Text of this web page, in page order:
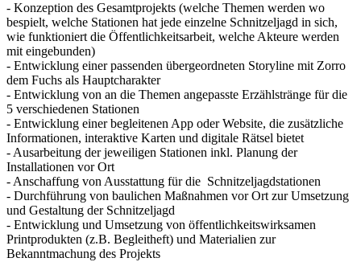
- Konzeption des Gesamtprojekts (welche Themen werden wo
bespielt, welche Stationen hat jede einzelne Schnitzeljagd in sich,
wie funktioniert die Öffentlichkeitsarbeit, welche Akteure werden
mit eingebunden)
- Entwicklung einer passenden übergeordneten Storyline mit Zorro
dem Fuchs als Hauptcharakter
- Entwicklung von an die Themen angepasste Erzählstränge für die
5 verschiedenen Stationen
- Entwicklung einer begleitenen App oder Website, die zusätzliche
Informationen, interaktive Karten und digitale Rätsel bietet
- Ausarbeitung der jeweiligen Stationen inkl. Planung der
Installationen vor Ort
- Anschaffung von Ausstattung für die Schnitzeljagdstationen
- Durchführung von baulichen Maßnahmen vor Ort zur Umsetzung
und Gestaltung der Schnitzeljagd
- Entwicklung und Umsetzung von öffentlichkeitswirksamen
Printprodukten (z.B. Begleitheft) und Materialien zur
Bekanntmachung des Projekts